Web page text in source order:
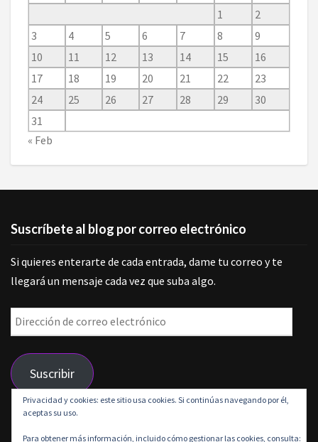
1
2
3
4 5 6 7 8
9
10
11 12 13 14 15
16
17
18 19 20 21 22
23
24
25 26 27 28 29
30
31
« Feb
Suscríbete al blog por correo electrónico
Si quieres enterarte de cada entrada, dame tu correo y te
llegará un mensaje cada vez que suba algo.
Dirección
de
correo
electrónico
Suscribir
Únete a otros 9 suscriptores
Privacidad y cookies: este sitio usa cookies. Si continúas navegando por él,
aceptas su uso.
Para obtener más información, incluido cómo gestionar las cookies, consulta: